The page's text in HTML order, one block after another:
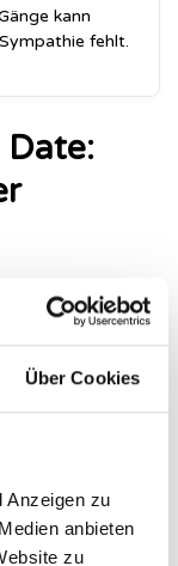
Über Cookies
Anzeigen zu
anbieten
zu
kann
fehlt.
wird das
gut, erfordert
ob ihr
das Date in